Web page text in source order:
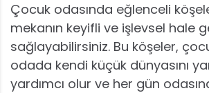
Çocuk odasında eğlenceli
mekanın keyifli ve işlevsel hale
sağlayabilirsiniz. Bu köşeler,
odada kendi küçük dünyasını
yardımcı olur ve her gün